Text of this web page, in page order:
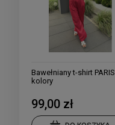
Bawełniany t-shirt PARIS
kolory
99,00 zł